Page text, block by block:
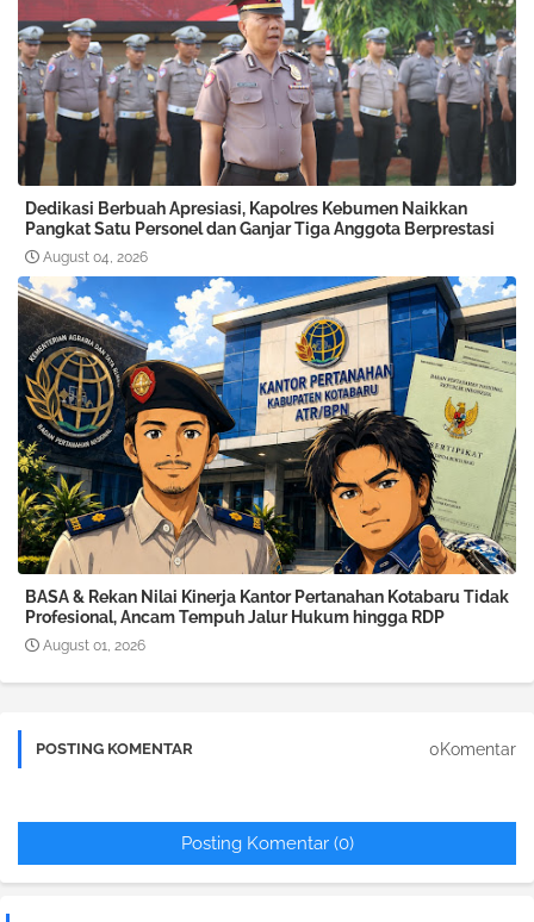
Dedikasi Berbuah Apresiasi, Kapolres Kebumen Naikkan
Pangkat Satu Personel dan Ganjar Tiga Anggota Berprestasi
August 04, 2026
BASA & Rekan Nilai Kinerja Kantor Pertanahan Kotabaru Tidak
Profesional, Ancam Tempuh Jalur Hukum hingga RDP
August 01, 2026
POSTING KOMENTAR 0Komentar
Posting Komentar (0)